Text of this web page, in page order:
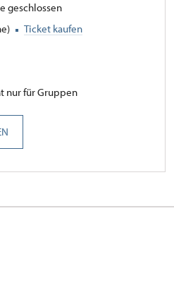
geschlossen
Ticket kaufen
nur für Gruppen